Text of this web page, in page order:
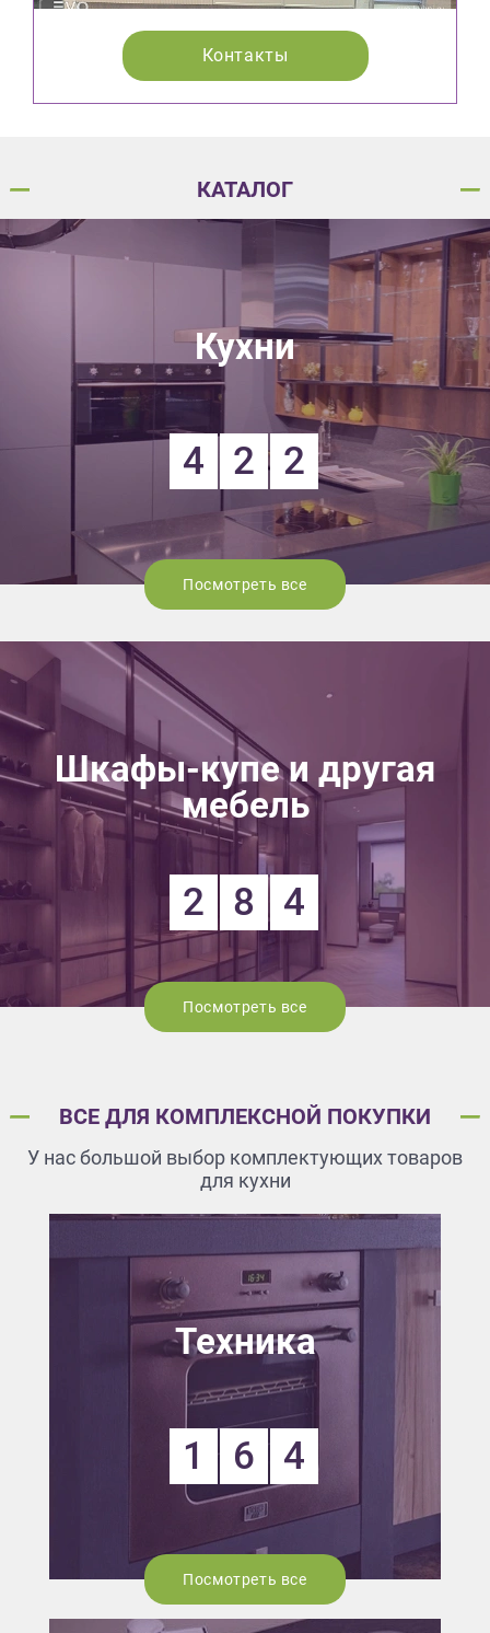
Контакты
КАТАЛОГ
Кухни
4 2 2
Посмотреть все
Шкафы-купе и другая
мебель
2 8 4
Посмотреть все
ВСЕ ДЛЯ КОМПЛЕКСНОЙ ПОКУПКИ
У нас большой выбор комплектующих товаров
для кухни
Техника
1 6 4
Посмотреть все